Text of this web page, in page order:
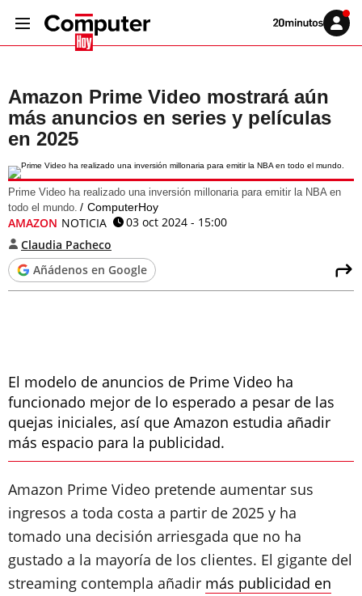
Volver
Iniciar
sesión
Amazon Prime Video mostrará aún
más anuncios en series y películas
en 2025
Prime Video ha realizado una inversión millonaria para emitir la NBA en
todo el mundo.
ComputerHoy
AMAZON NOTICIA
03 oct 2024 - 15:00
Claudia Pacheco
Añádenos en Google
El modelo de anuncios de Prime Video ha
funcionado mejor de lo esperado a pesar de las
quejas iniciales, así que Amazon estudia añadir
más espacio para la publicidad.
Amazon Prime Video pretende aumentar sus
ingresos a toda costa a partir de 2025 y ha
tomado una decisión arriesgada que no ha
gustado a la mayoría de los clientes. El gigante del
streaming contempla añadir más publicidad en